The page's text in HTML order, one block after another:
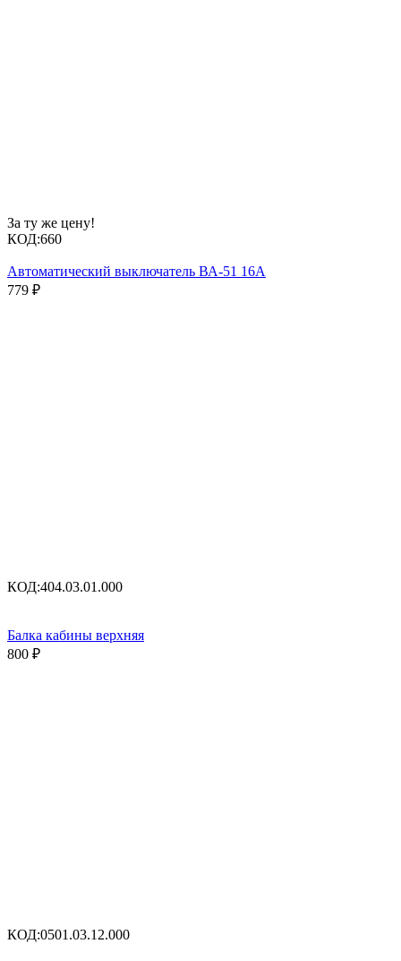
За ту же цену!
КОД:660
Автоматический выключатель ВА-51 16А
779 ₽
КОД:404.03.01.000
Балка кабины верхняя
800 ₽
КОД:0501.03.12.000